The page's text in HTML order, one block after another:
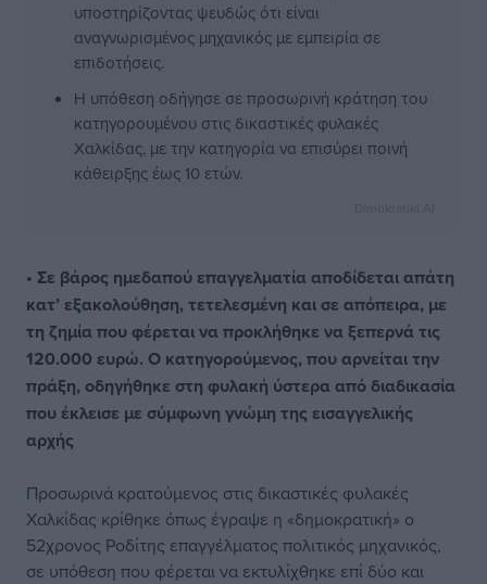
υποστηρίζοντας ψευδώς ότι είναι
αναγνωρισμένος μηχανικός με εμπειρία σε
επιδοτήσεις.
Η υπόθεση οδήγησε σε προσωρινή κράτηση του
κατηγορουμένου στις δικαστικές φυλακές
Χαλκίδας, με την κατηγορία να επισύρει ποινή
κάθειρξης έως 10 ετών.
• Σε βάρος ημεδαπού επαγγελματία αποδίδεται απάτη
κατ’ εξακολούθηση, τετελεσμένη και σε απόπειρα, με
τη ζημία που φέρεται να προκλήθηκε να ξεπερνά τις
120.000 ευρώ. Ο κατηγορούμενος, που αρνείται την
πράξη, οδηγήθηκε στη φυλακή ύστερα από διαδικασία
που έκλεισε με σύμφωνη γνώμη της εισαγγελικής
αρχής
Προσωρινά κρατούμενος στις δικαστικές φυλακές
Χαλκίδας κρίθηκε όπως έγραψε η «δημοκρατική» ο
52χρονος Ροδίτης επαγγέλματος πολιτικός μηχανικός,
σε υπόθεση που φέρεται να εκτυλίχθηκε επί δύο και